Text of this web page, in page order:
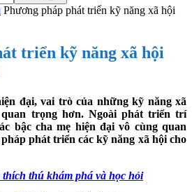
Phương pháp phát triển kỹ năng xã hội
triển kỹ năng xã hội
đại, vai trò của những kỹ năng xã
trọng hơn. Ngoài phát triển trí
bậc cha mẹ hiện đại vô cùng quan
phát triển các kỹ năng xã hội cho
thú khám phá và học hỏi